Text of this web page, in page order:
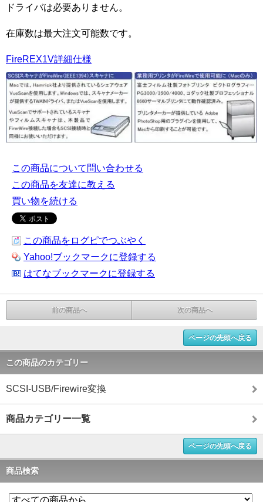
ドライバは必要ありません。
在庫数は最大注文可能数です。
FireREX1V詳細仕様
この商品について問い合わせる
この商品を友達に教える
買い物を続ける
この商品をログピでつぶやく
Yahoo!ブックマークに登録する
はてなブックマークに登録する
前の商品へ 次の商品へ
ページの先頭へ戻る
この商品のカテゴリー
SCSI-USB/Firewire変換
商品カテゴリー一覧
ページの先頭へ戻る
商品検索